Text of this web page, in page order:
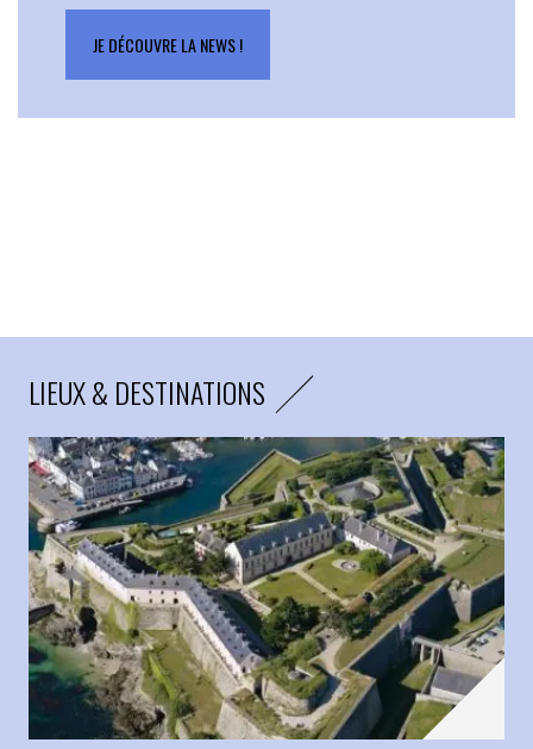
JE DÉCOUVRE LA NEWS !
LIEUX & DESTINATIONS